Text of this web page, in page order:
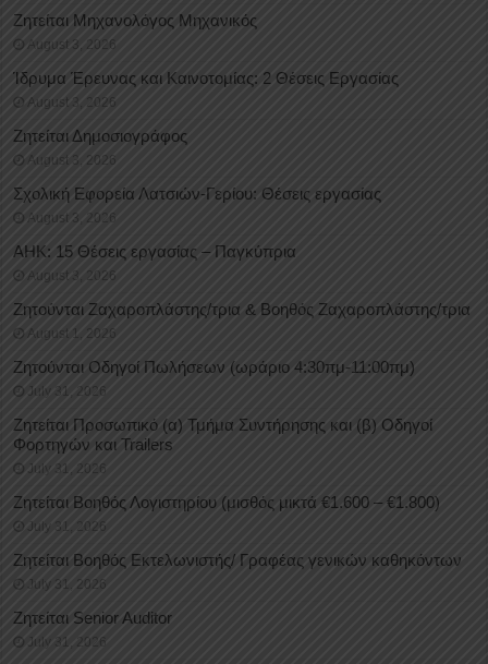
Ζητείται Μηχανολόγος Μηχανικός
August 3, 2026
Ίδρυμα Έρευνας και Καινοτομίας: 2 Θέσεις Εργασίας
August 3, 2026
Ζητείται Δημοσιογράφος
August 3, 2026
Σχολική Εφορεία Λατσιών-Γερίου: Θέσεις εργασίας
August 3, 2026
ΑΗΚ: 15 Θέσεις εργασίας – Παγκύπρια
August 3, 2026
Ζητούνται Ζαχαροπλάστης/τρια & Βοηθός Ζαχαροπλάστης/τρια
August 1, 2026
Ζητούνται Οδηγοί Πωλήσεων (ωράριο 4:30πμ-11:00πμ)
July 31, 2026
Ζητείται Προσωπικό (α) Τμήμα Συντήρησης και (β) Οδηγοί
Φορτηγών και Trailers
July 31, 2026
Ζητείται Βοηθός Λογιστηρίου (μισθός μικτά €1.600 – €1.800)
July 31, 2026
Ζητείται Βοηθός Εκτελωνιστής/ Γραφέας γενικών καθηκόντων
July 31, 2026
Ζητείται Senior Auditor
July 31, 2026